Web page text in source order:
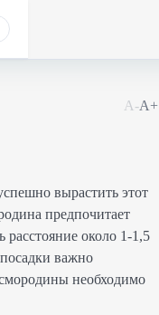
А-А+
вырастить этот
предпочитает
около 1-1,5
важно
необходимо